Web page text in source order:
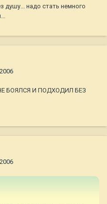
душу... надо стать немного
БОЯЛСЯ И ПОДХОДИЛ БЕЗ